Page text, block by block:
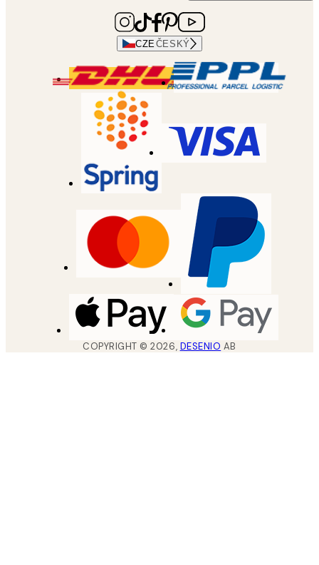
CZE ČESKÝ
COPYRIGHT ©2026, DESENIO AB